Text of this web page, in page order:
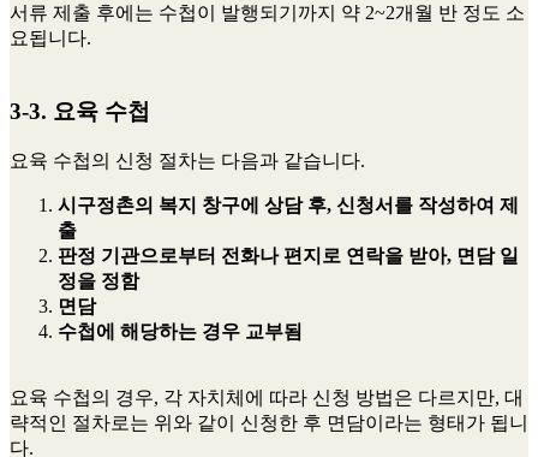
서류 제출 후에는 수첩이 발행되기까지 약 2~2개월 반 정도 소
요됩니다.
3-3. 요육 수첩
요육 수첩의 신청 절차는 다음과 같습니다.
시구정촌의 복지 창구에 상담 후, 신청서를 작성하여 제
출
판정 기관으로부터 전화나 편지로 연락을 받아, 면담 일
정을 정함
면담
수첩에 해당하는 경우 교부됨
요육 수첩의 경우, 각 자치체에 따라 신청 방법은 다르지만, 대
략적인 절차로는 위와 같이 신청한 후 면담이라는 형태가 됩니
다.